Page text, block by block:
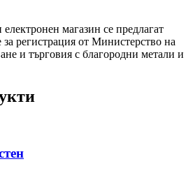
магазин се предлагат
за регистрация от Министерство на
и търговия с благородни метали и